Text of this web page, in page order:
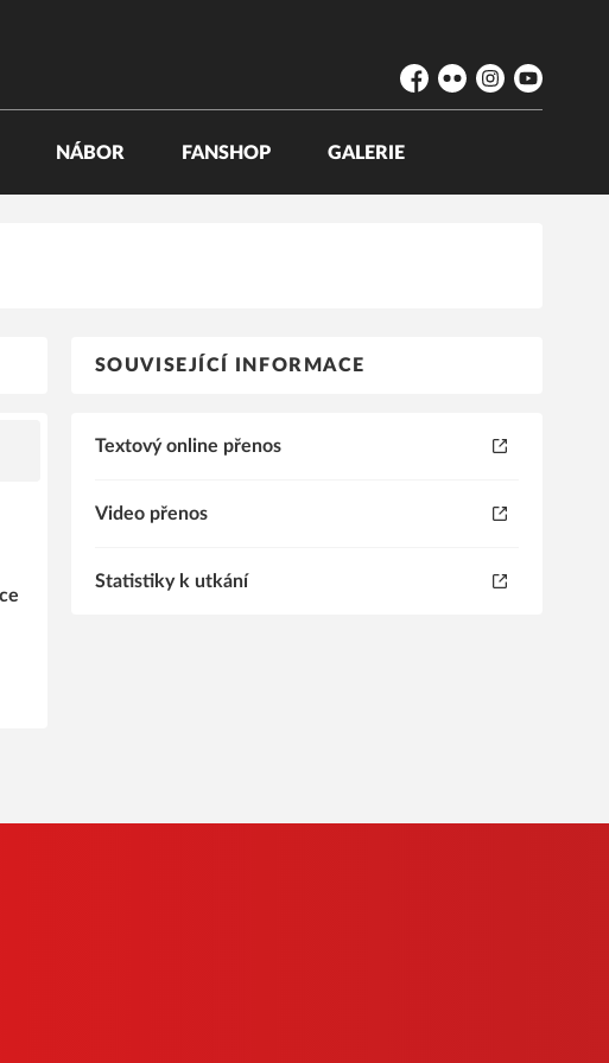
Facebook
Flickr Instagram
YouTube
NÁBOR FANSHOP GALERIE
SOUVISEJÍCÍ INFORMACE
Textový online přenos
Video přenos
Statistiky k utkání